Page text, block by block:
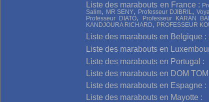
Liste des marabouts en France :
Salim, MR SENY, Professeur DJIBRIL,
Professeur DIATO, Professeur KARAN
KANDJOURA RICHARD, PROFESSEUR
Liste des marabouts en Belgique :
Liste des marabouts en
Liste des marabouts en Portugal :
Liste des marabouts en DOM TOM
Liste des marabouts en Espagne :
Liste des marabouts en Mayotte :